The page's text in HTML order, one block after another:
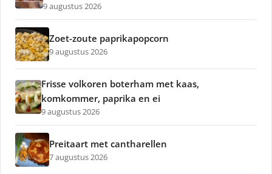
9 augustus 2026
Zoet-zoute paprikapopcorn
9 augustus 2026
Frisse volkoren boterham met kaas,
komkommer, paprika en ei
9 augustus 2026
Preitaart met cantharellen
7 augustus 2026